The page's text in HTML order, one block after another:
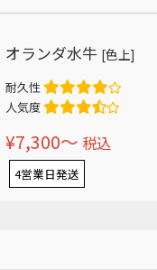
オランダ水牛 [色上]
耐久性
人気度
¥7,300〜 税込
4営業日発送